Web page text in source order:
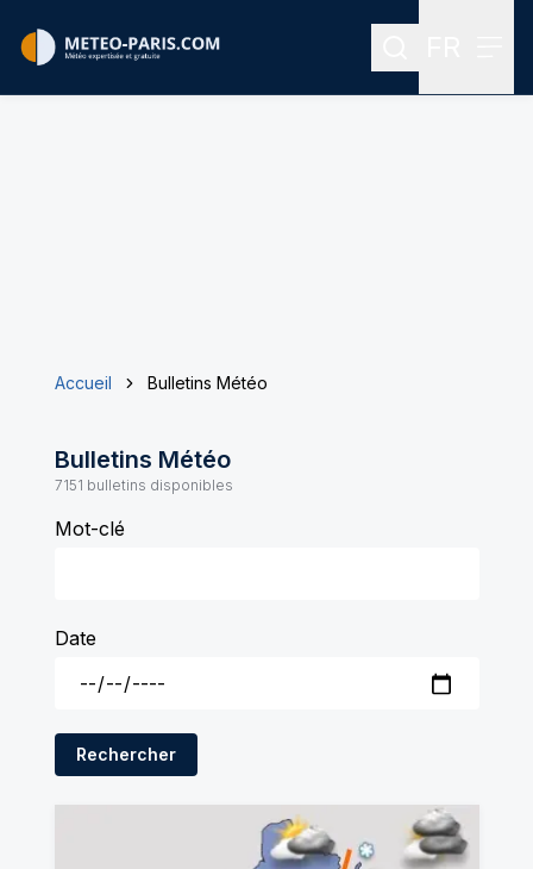
Rechercher
Accueil Bulletins Météo
Bulletins Météo
7151 bulletins disponibles
Mot-clé
Date
Rechercher